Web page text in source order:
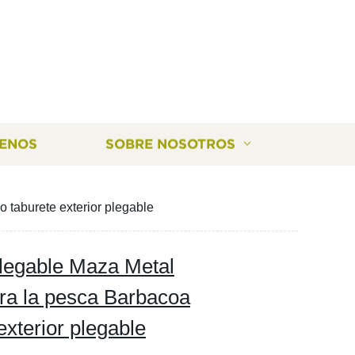
SOBRE NOSOTROS
taburete exterior plegable
Maza Metal
la pesca Barbacoa
plegable